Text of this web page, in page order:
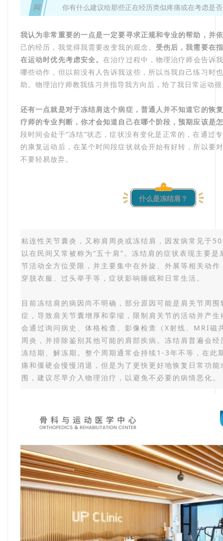
问 你有什么建议给那些正在经历类似疼痛或在考虑是
我认为非常重要的一点是一定要寻求正规和专业的帮助，并
己的经历，我觉得我需要改变我的观念。 受伤后，我需要在
在运动时优先考虑安全。在治疗过程中，物理治疗师会告诉
哪些动作，但以前没有人告诉我这些，所以当我自己练习时
助。物理治疗师教我练习并指导我方向后，给了我日常运动
还有一点就是对于冻结肩这个病症，普通人并不知道它的恢
疗师的专业判断，你才会知道自己在哪个阶段，预期应该是
段时间会处于“冻结”状态，症状没有变化是正常的，在通过
的康复运动后，在某个时间段症状就会开始有好转，所以要
不要轻易放弃。
什么是冻结肩？
粘连性关节囊炎，又称肩周炎或冻结肩，因发病常见于
以在民间又常被称为“五十肩”。冻结肩的症状表现主要
节活动全方位受限，并主要集中在外旋、外展等相关动
穿脱衣服、过头举手等，症状影响睡眠和日常生活。
目前冻结肩的病因尚不明确，部分原因可能是肩关节周
症，导致肩关节囊增厚和挛缩，限制肩关节的活动并产
会通过询问病史、体格检查、影像检查（X射线、MRI磁
周炎，并排除鉴别其他可能的肩部疾病。冻结肩普遍会
冻结期、解冻期。整个周期通常会持续1-3年不等，在此
痛和僵硬会慢慢消退，但是为了更快更好地恢复日常功
围，建议尽早介入物理治疗，以避免不必要的病情恶化。